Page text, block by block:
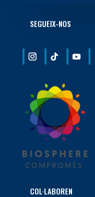
SEGUEIX-NOS
COL·LABOREN